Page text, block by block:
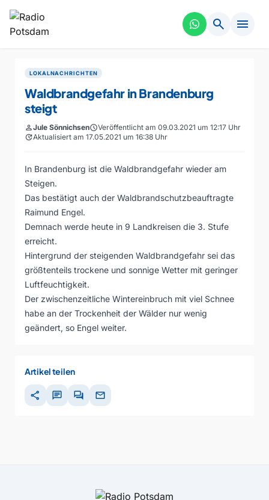
search menu
LOKALNACHRICHTEN
Waldbrandgefahr in Brandenburg
steigt
personJule SönnichsenscheduleVeröffentlicht am 09.03.2021 um 12:17 Uhr
updateAktualisiert am 17.05.2021 um 16:38 Uhr
In Brandenburg ist die Waldbrandgefahr wieder am
Steigen.
Das bestätigt auch der Waldbrandschutzbeauftragte
Raimund Engel.
Demnach werde heute in 9 Landkreisen die 3. Stufe
erreicht.
Hintergrund der steigenden Waldbrandgefahr sei das
größtenteils trockene und sonnige Wetter mit geringer
Luftfeuchtigkeit.
Der zwischenzeitliche Wintereinbruch mit viel Schnee
habe an der Trockenheit der Wälder nur wenig
geändert, so Engel weiter.
Artikel teilen
share chat forum mail